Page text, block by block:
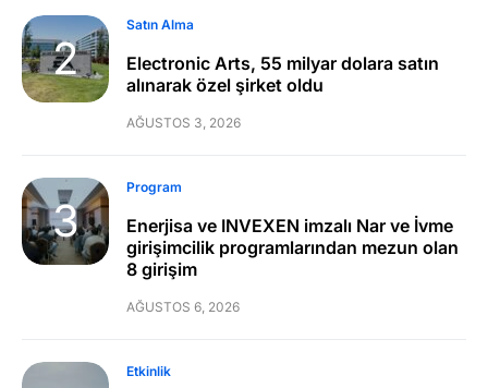
Satın Alma
Electronic Arts, 55 milyar dolara satın
alınarak özel şirket oldu
AĞUSTOS 3, 2026
Program
Enerjisa ve INVEXEN imzalı Nar ve İvme
girişimcilik programlarından mezun olan
8 girişim
AĞUSTOS 6, 2026
Etkinlik